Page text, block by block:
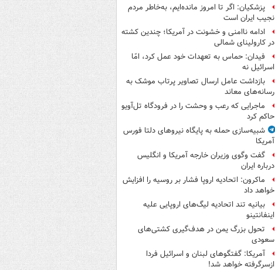
پزشکیان: اگر تا امروز مانده‌ایم، به‌خاطر مردم
نجیب ایران است
ادامه ناامنی و خشونت در آمریکا؛ چندین کشته
در کارولینای شمالی
فیدان: حماس به تعهدات خود عمل کرد، امّا
اسرائیل نه
بازداشت عامل ارسال تصاویر پرتاب موشک به
رسانه‌های معاند
ماجرایی که رعب و وحشت را در فرودگاه تل‌آویو
حاکم کرد
شبیه‌سازی حمله به پایگاه نیروهای دلتا فورس
آمریکا
گفت وگوی وزیران خارجه آمریکا و انگلیس
درباره ایران
ماکرون: اتحادیه اروپا فشار بر روسیه را افزایش
خواهد داد
بیانیه تند اتحادیه لیگ‌های اروپایی علیه
اینفانتینو
تحول بزرگ یمن در هدف‌گیری کشتی‌های
سعودی
آمریکا: گفتگوهای لبنان و اسرائیل فردا
ازسرگرفته خواهد شد!